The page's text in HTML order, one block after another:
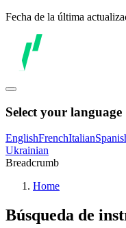
Fecha de la última
Select your language
EnglishFrenchItalian
Ukrainian
Breadcrumb
Home
Búsqueda de